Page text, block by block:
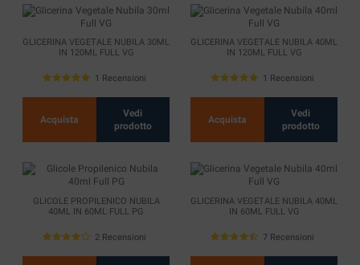
GLICERINA VEGETALE NUBILA 30ML
IN 120ML FULL VG
1 Recensioni
Acquista
Vedi
prodotto
GLICERINA VEGETALE NUBILA 40ML
IN 120ML FULL VG
1 Recensioni
Acquista
Vedi
prodotto
GLICOLE PROPILENICO NUBILA
40ML IN 60ML FULL PG
2 Recensioni
GLICERINA VEGETALE NUBILA 40ML
IN 60ML FULL VG
7 Recensioni